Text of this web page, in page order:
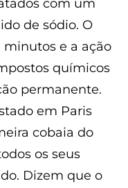
com um
de sódio. O
minutos e a ação
químicos
permanente.
em Paris
cobaia do
os seus
Dizem que o